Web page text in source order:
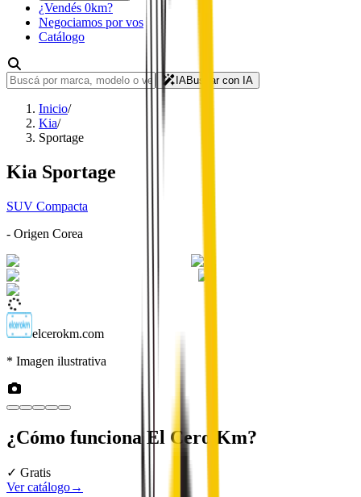
¿Vendés 0km?
Negociamos por vos
Catálogo
IABuscar con IA
Inicio/
Kia/
Sportage
Kia Sportage
SUV Compacta
- Origen Corea
elcerokm.com
* Imagen ilustrativa
¿Cómo funciona El Cero Km?
✓ Gratis
Ver catálogo→